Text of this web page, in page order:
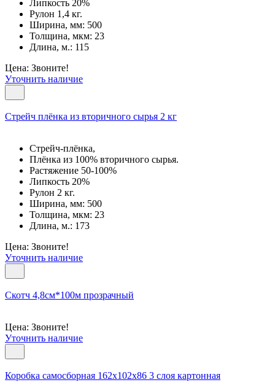
Липкость 20%
Рулон 1,4 кг.
Ширина, мм: 500
Толщина, мкм: 23
Длина, м.: 115
Цена: Звоните!
Уточнить наличие
Стрейч плёнка из вторичного сырья 2 кг
Стрейч-плёнка,
Плёнка из 100% вторичного сырья.
Растяжение 50-100%
Липкость 20%
Рулон 2 кг.
Ширина, мм: 500
Толщина, мкм: 23
Длина, м.: 173
Цена: Звоните!
Уточнить наличие
Скотч 4,8см*100м прозрачный
Цена: Звоните!
Уточнить наличие
Коробка самосборная 162х102х86 3 слоя картонная